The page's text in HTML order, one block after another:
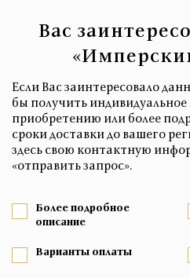
Вас
Если Вас заинтересовало
бы получить
приобретению или более
сроки доставки до вашего
здесь свою контактную
«отправить запрос».
Более подробное
описание
Варианты оплаты